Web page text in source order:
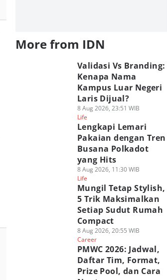
More from IDN
Validasi Vs Branding:
Kenapa Nama
Kampus Luar Negeri
Laris Dijual?
8 Aug 2026, 23:51 WIB
Life
Lengkapi Lemari
Pakaian dengan Tren
Busana Polkadot
yang Hits
8 Aug 2026, 11:30 WIB
Life
Mungil Tetap Stylish,
5 Trik Maksimalkan
Setiap Sudut Rumah
Compact
8 Aug 2026, 20:55 WIB
Career
PMWC 2026: Jadwal,
Daftar Tim, Format,
Prize Pool, dan Cara